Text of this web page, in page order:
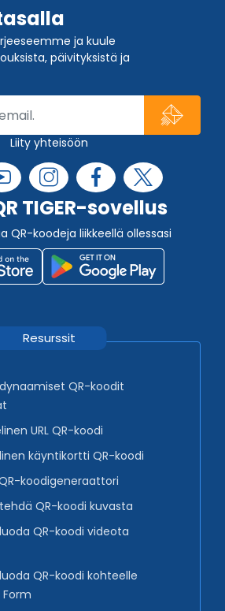
ja kuule
päivityksistä ja
Liity yhteisöön
TIGER-sovellus
QR-koodeja liikkeellä ollessasi
Resurssit
QR-koodit
URL QR-koodi
käyntikortti QR-koodi
koodigeneraattori
QR-koodi kuvasta
QR-koodi videota
QR-koodi kohteelle